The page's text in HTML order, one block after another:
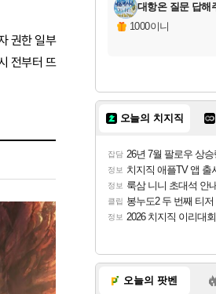
권한 일부
전부터 뜨
대항온 질문 답해
1000이니
오늘의 치지직
잡담 26년 7월 팔로우 상승량 TOP
정보 치지직 애플TV 앱 출
정보 룩삼 니니 초대석 안
클립 봉누도2 두 번째 티저
정보 2026 치지직 이리대
오늘의 팟벤